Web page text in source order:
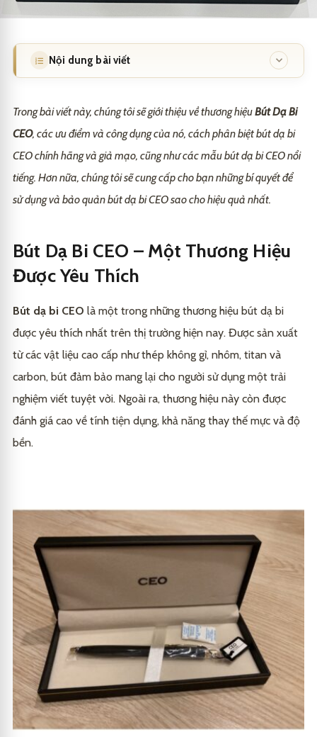
Nội dung bài viết
Công Dụng Và Ưu Điểm Của Bút Dạ Bi CEO
2.1 1. Viết êm ái và nhẹ nhàng
2.2 2. Không làm lem giấy
3 Phân Biệt Bút Dạ Bi CEO Chính Hãng Và Giả Mạo
1. Kiểm tra nhãn hiệu và logo
3.2 2. Xem xét chất liệu và thiết kế
3.3 3. Đọc kĩ thông tin sản phẩm
4 Cách Sử Dụng Và Bảo Quản Bút Dạ Bi CEO
4.1 1. Sử dụng đúng cách
4.3 3. Sử dụng phụ kiện đi kèm
Bí quyết sử dụng bút dạ bi giúp CEO viết tốt hơn và
không làm lem giấy
5.1 1. Chọn giấy phù hợp
Kết luận
Trong bài viết này, chúng tôi sẽ giới thiệu về thương hiệuBút Dạ Bi
CEO, các ưu điểm và công dụng của nó, cách phân biệt bút dạ bi
CEO chính hãng và giả mạo, cũng như các mẫu bút dạ bi CEO nổi
tiếng. Hơn nữa, chúng tôi sẽ cung cấp cho bạn những bí quyết để
sử dụng và bảo quản bút dạ bi CEO sao cho hiệu quả nhất.
Bút Dạ Bi CEO – Một Thương Hiệu
Được Yêu Thích
Bút dạ bi CEO là một trong những thương hiệu bút dạ bi
được yêu thích nhất trên thị trường hiện nay. Được sản xuất
từ các vật liệu cao cấp như thép không gỉ, nhôm, titan và
carbon, bút đảm bảo mang lại cho người sử dụng một trải
nghiệm viết tuyệt vời. Ngoài ra, thương hiệu này còn được
đánh giá cao về tính tiện dụng, khả năng thay thế mực và độ
bền.